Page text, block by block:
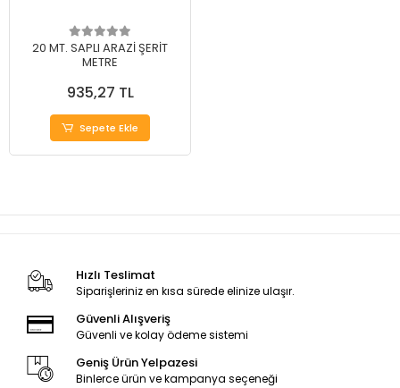
20 MT. SAPLI ARAZİ ŞERİT
METRE
935,27 TL
Sepete Ekle
Hızlı Teslimat
Siparişleriniz en kısa sürede elinize ulaşır.
Güvenli Alışveriş
Güvenli ve kolay ödeme sistemi
Geniş Ürün Yelpazesi
Binlerce ürün ve kampanya seçeneği